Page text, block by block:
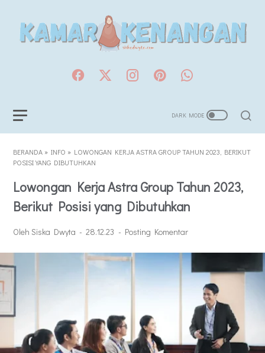
BERANDA » INFO » LOWONGAN KERJA ASTRA GROUP TAHUN 2023, BERIKUT
POSISI YANG DIBUTUHKAN
Lowongan Kerja Astra Group Tahun 2023,
Berikut Posisi yang Dibutuhkan
Oleh Siska Dwyta 28.12.23 Posting Komentar